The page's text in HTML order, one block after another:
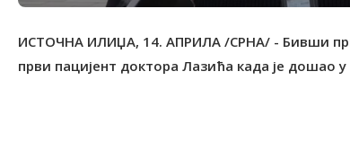
ИСТОЧНА ИЛИЏА, 14. АПРИЛА /СРНА/ - Бивши